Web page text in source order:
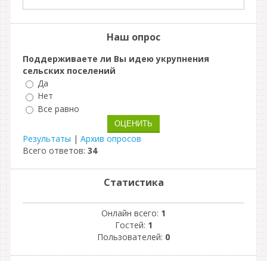
Наш опрос
Поддерживаете ли Вы идею укрупнения
сельских поселений
Да
Нет
Все равно
Результаты | Архив опросов
Всего ответов: 34
Статистика
Онлайн всего: 1
Гостей: 1
Пользователей: 0